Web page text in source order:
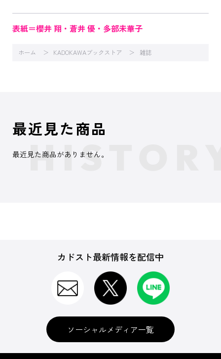
表紙＝櫻井 翔・蒼井 優・多部未華子
ホーム KADOKAWAブックストア 雑誌
最近見た商品
最近見た商品がありません。
カドスト最新情報を配信中
ソーシャルメディア一覧